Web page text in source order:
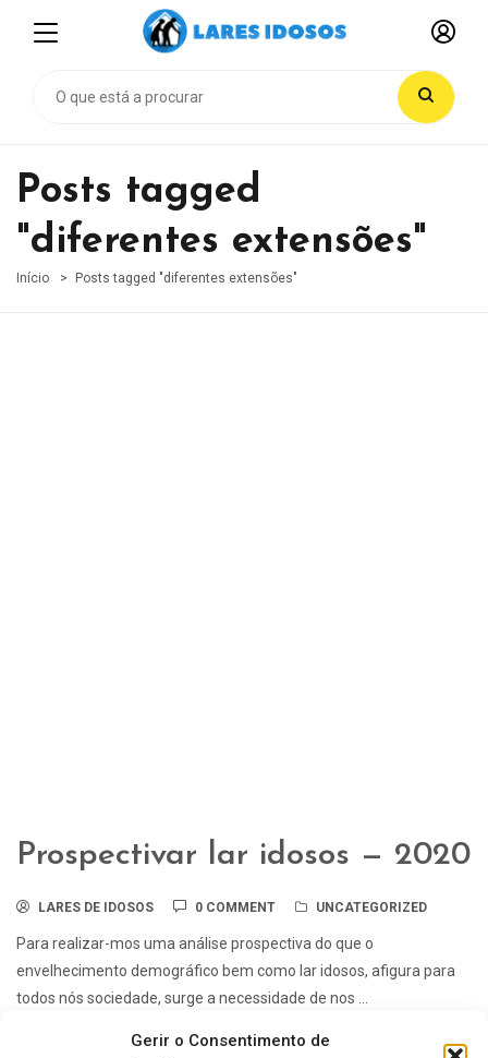
Gerir o Consentimento de
Posts tagged
"diferentes extensões"
Início Posts tagged "diferentes extensões"
Prospectivar lar idosos — 2020
LARES DE IDOSOS 0 COMMENT UNCATEGORIZED
Para realizar-mos uma análise prospectiva do que o
envelhecimento demográfico bem como lar idosos, afigura para
todos nós sociedade, surge a necessidade de nos ...